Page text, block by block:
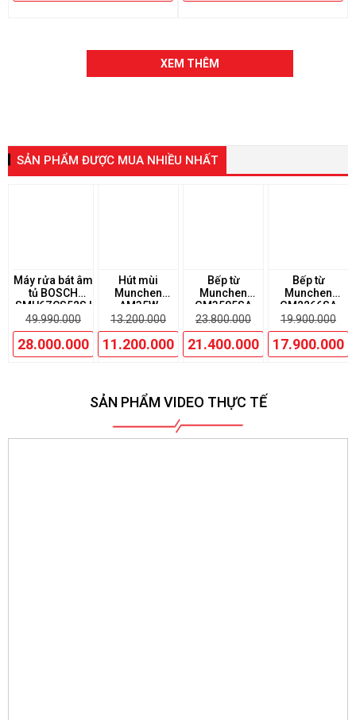
XEM THÊM
SẢN PHẨM ĐƯỢC MUA NHIỀU NHẤT
Máy rửa bát âm
tủ BOSCH
SMU6ZCS52S |
Serie 6
49.990.000
28.000.000
Hút mùi
Munchen
AM35W
13.200.000
11.200.000
Bếp từ
Munchen
GM3585SA
23.800.000
21.400.000
Bếp từ
Munchen
GM2266SA
19.900.000
17.900.000
SẢN PHẨM VIDEO THỰC TẾ